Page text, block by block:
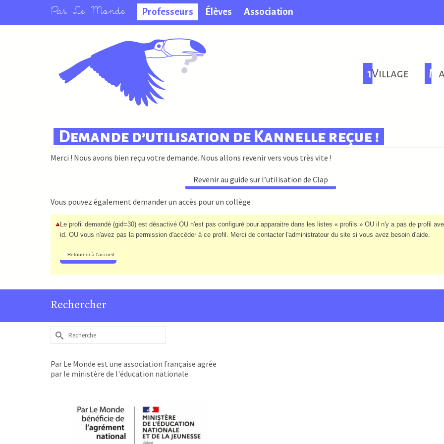
Professeurs Élèves Association
La salle des
professeurs 1Village
Demande d’utilisation de Kannelle reçue !
Merci ! Nous avons bien reçu votre demande. Nous allons revenir vers vous très vite !
Revenir au guide sur l’utilisation de Clap
Vous pouvez également demander un accès pour un collège :
Le profil demandé (gid=30) est désactivé OU n'est pas configuré pour apparaitre dans les listes « profils » OU il n'y a pas de profil
id. OU vous n'avez pas la permission d'accéder à ce profil. Merci de contacter l'administrateur du site si vous avez besoin d'aide.
Retourner à l'accueil
Rechercher
Rechercher :
Par Le Monde est une association française agrée
par le ministère de l'éducation nationale.